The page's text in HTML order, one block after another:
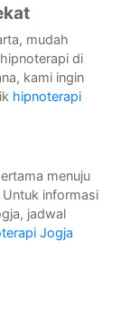
mudah
di
kami ingin
hipnoterapi
menuju
informasi
jadwal
Jogja